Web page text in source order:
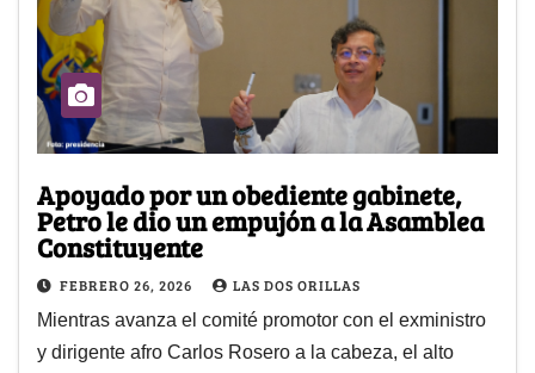
Apoyado por un obediente gabinete,
Petro le dio un empujón a la Asamblea
Constituyente
FEBRERO 26, 2026 LAS DOS ORILLAS
Mientras avanza el comité promotor con el exministro
y dirigente afro Carlos Rosero a la cabeza, el alto